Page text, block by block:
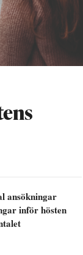
ansökningar
inför hösten